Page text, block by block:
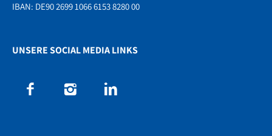
IBAN: DE90 2699 1066 6153 8280 00
UNSERE SOCIAL MEDIA LINKS